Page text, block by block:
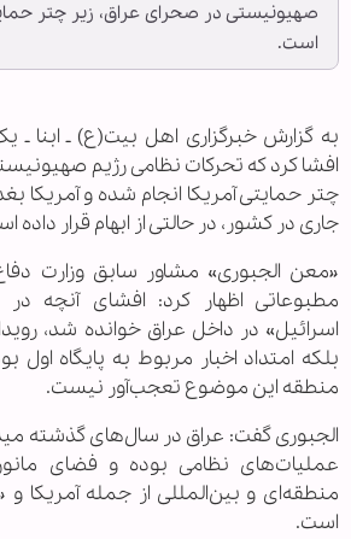
صهیونیستی در صحرای عراق، زیر چتر
است.
به گزارش خبرگزاری اهل بیت(ع) ـ ابنا
افشا کرد که تحرکات نظامی رژیم
چتر حمایتی آمریکا انجام شده و آمریکا
جاری در کشور، در حالتی از ابهام قرار داده
«معن الجبوری» مشاور سابق وزارت
مطبوعاتی اظهار کرد: افشای آنچه در
اسرائیل» در داخل عراق خوانده شد،
بلکه امتداد اخبار مربوط به پایگاه اول
منطقه این موضوع تعجب‌آور نیست.
الجبوری گفت: عراق در سال‌های گذشته
عملیات‌های نظامی بوده و فضای
منطقه‌ای و بین‌المللی از جمله آمریکا و
است.